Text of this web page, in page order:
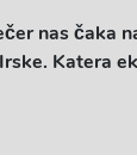
nas čaka
Katera